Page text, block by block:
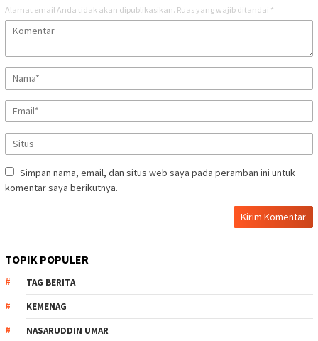
Alamat email Anda tidak akan dipublikasikan. Ruas yang wajib ditandai *
Simpan nama, email, dan situs web saya pada peramban ini untuk
komentar saya berikutnya.
TOPIK POPULER
TAG BERITA
KEMENAG
NASARUDDIN UMAR